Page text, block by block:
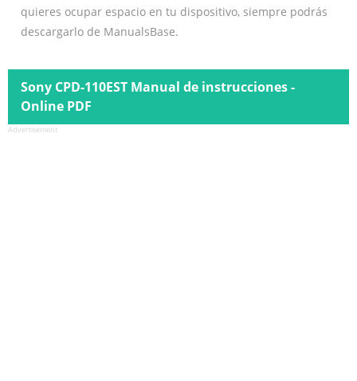
quieres ocupar espacio en tu dispositivo, siempre podrás
descargarlo de ManualsBase.
Sony CPD-110EST Manual de instrucciones -
Online PDF
Advertisement